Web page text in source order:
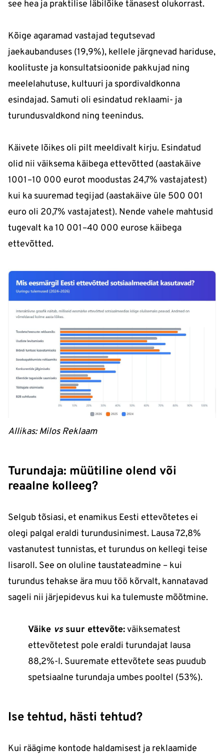
see hea ja praktilise läbilõike tänasest olukorrast.
Kõige agaramad vastajad tegutsevad
jaekaubanduses (19,9%), kellele järgnevad hariduse,
koolituste ja konsultatsioonide pakkujad ning
meelelahutuse, kultuuri ja spordivaldkonna
esindajad. Samuti oli esindatud reklaami- ja
turundusvaldkond ning teenindus.
Käivete lõikes oli pilt meeldivalt kirju. Esindatud
olid nii väiksema käibega ettevõtted (aastakäive
1001–10 000 eurot moodustas 24,7% vastajatest)
kui ka suuremad tegijad (aastakäive üle 500 001
euro oli 20,7% vastajatest). Nende vahele mahtusid
tugevalt ka 10 001–40 000 eurose käibega
ettevõtted.
Allikas: Milos Reklaam
Turundaja: müütiline olend või
reaalne kolleeg?
Selgub tõsiasi, et enamikus Eesti ettevõtetes ei
olegi palgal eraldi turundusinimest. Lausa 72,8%
vastanutest tunnistas, et turundus on kellegi teise
lisaroll. See on oluline taustateadmine – kui
turundus tehakse ära muu töö kõrvalt, kannatavad
sageli nii järjepidevus kui ka tulemuste mõõtmine.
Väike vssuur ettevõte:väiksematest
ettevõtetest pole eraldi turundajat lausa
88,2%-l. Suuremate ettevõtete seas puudub
spetsiaalne turundaja umbes pooltel (53%).
Ise tehtud, hästi tehtud?
Kui räägime kontode haldamisest ja reklaamide